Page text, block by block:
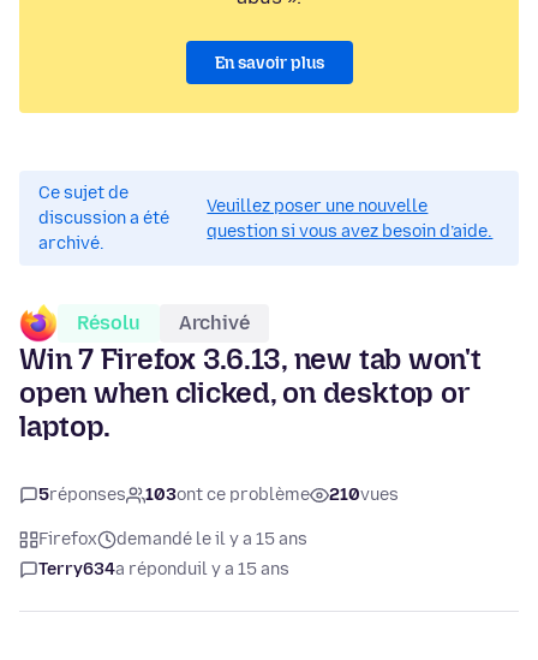
En savoir plus
Ce sujet de
discussion a été
archivé.
Veuillez poser une nouvelle
question si vous avez besoin d’aide.
Résolu Archivé
Win 7 Firefox 3.6.13, new tab won't
open when clicked, on desktop or
laptop.
5réponses 103ont ce problème 210vues
Firefox
demandé le il y a 15 ans
Terry634a réponduil y a 15 ans